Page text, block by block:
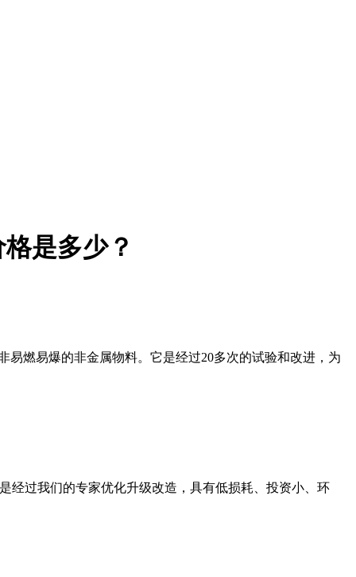
是多少？
燃易爆的非金属物料。它是经过20多次的试验和改进，为
经过我们的专家优化升级改造，具有低损耗、投资小、环